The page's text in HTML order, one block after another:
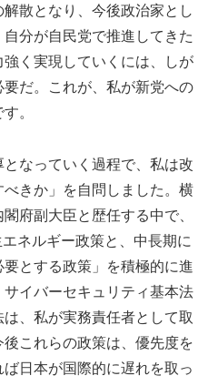
散となり、今後政治家とし
分が自民党で推進してきた
く実現していくには、しが
だ。これが、私が新党への
。
なっていく過程で、私は改
きか」を自問しました。横
府副大臣と歴任する中で、
ネルギー政策と、中長期に
とする政策」を積極的に進
イバーセキュリティ基本法
、私が実務責任者として取
これらの政策は、優先度を
日本が国際的に遅れを取っ